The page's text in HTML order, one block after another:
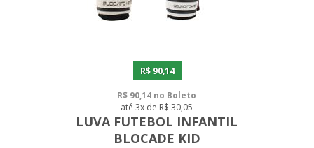
R$ 90,14
R$ 90,14 no Boleto
até 3x de R$ 30,05
LUVA FUTEBOL INFANTIL
BLOCADE KID